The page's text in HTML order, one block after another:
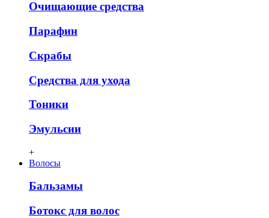
Очищающие средства
Парафин
Скрабы
Средства для ухода
Тоники
Эмульсии
+
Волосы
Бальзамы
Ботокс для волос